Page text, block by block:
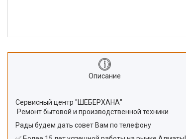
Описание
Сервисный центр "ШЕБЕРХАНА"
Ремонт бытовой и производственной техники
Рады будем дать совет Вам по телефону